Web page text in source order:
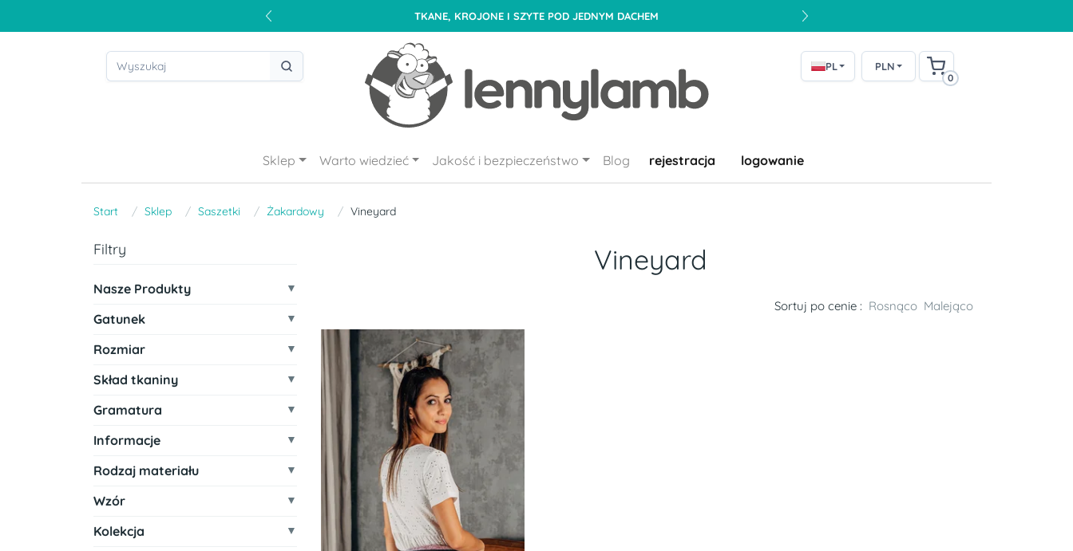
TKANE, KROJONE I SZYTE POD JEDNYM DACHEM
PL PLN
0
Sklep Warto wiedzieć Jakość i bezpieczeństwo Blog rejestracja logowanie
Start Sklep Saszetki Żakardowy Vineyard
Filtry
Nasze Produkty
Gatunek
Rozmiar
Skład tkaniny
Gramatura
Informacje
Rodzaj materiału
Wzór
Kolekcja
Vineyard
Sortuj po cenie : Rosnąco Malejąco